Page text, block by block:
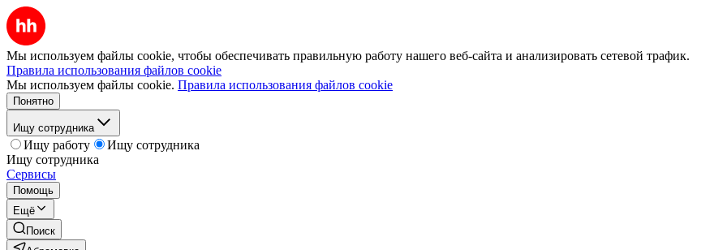
Мы используем файлы cookie, чтобы обеспечивать правильную работу нашего веб-сайта и анализировать сетевой трафик.
Правила использования файлов cookie
Мы используем файлы cookie. Правила использования файлов cookie
Понятно
Ищу сотрудника
Ищу работу
Ищу сотрудника
Ищу сотрудника
Сервисы
Помощь
Ещё
Поиск